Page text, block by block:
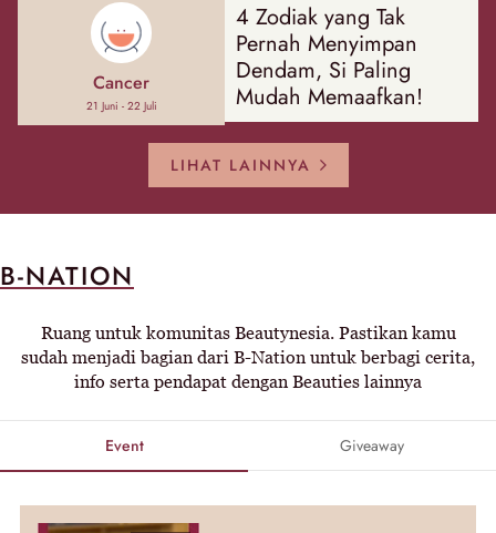
Cancer
21 Juni - 22 Juli
4 Zodiak yang Tak
Pernah Menyimpan
Dendam, Si Paling
Mudah Memaafkan!
LIHAT LAINNYA
B-NATION
Ruang untuk komunitas Beautynesia. Pastikan kamu
sudah menjadi bagian dari B-Nation untuk berbagi cerita,
info serta pendapat dengan Beauties lainnya
Event Giveaway